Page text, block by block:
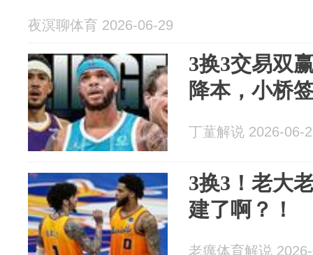
夜溟聊体育 2026-06-29
3换3交易双
降本，小桥
丁蓳解说 2026-06-
3换3！老大
建了啊？！
老癘体育解说